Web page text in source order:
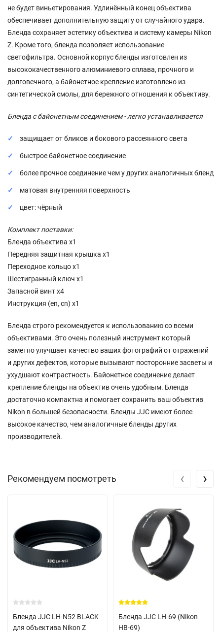
не будет виньетирования. Удлинённый конец объектива
обеспечивает дополнительную защиту от случайного удара.
Бленда сохраняет эстетику объектива и систему камеры Nikon
Z. Кроме того, бленда позволяет использование
светофильтра. Основной корпус бленды изготовлен из
высококачественного алюминиевого сплава, прочного и
долговечного, а байонетное крепление изготовлено из
синтетической смолы, для бережного отношения к объективу.
Бленда с байонетным соединением - легко устанавливается
защищает от бликов и бокового рассеянного света
быстрое байонетное соединение
более прочное соединение чем у других аналогичных бленд
матовая внутренняя поверхность
цвет: чёрный
Комплект поставки:
Бленда объектива x1
Передняя защитная крышка x1
Переходное кольцо x1
Шестигранный ключ x1
Запасной винт x4
Инструкция (en, cn) x1
Бленда строго рекомендуется к использованию со всеми
объективами. Это очень полезный инструмент который
заметно улучшает качество ваших фотографий от отражений
и других дефектов, которые вызывают посторонние засветы и
ухудшают контрастность. Байонетное соединение делает
крепление бленды на объектив очень удобным. Бленда
достаточно компактна и помогает сохранить ваш объектив
Nikon в большей безопасности. Бленды JJC имеют более
высокое качество, чем аналогичные бленды других
производителей.
Рекомендуем посмотреть
Бленда JJC LH-N52 BLACK
для объектива Nikon Z
Бленда JJC LH-69 (Nikon
HB-69)
‹ ›